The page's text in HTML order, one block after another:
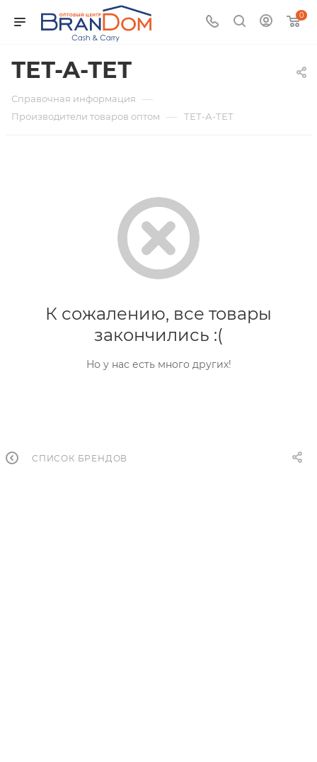
0
ТЕТ-А-ТЕТ
Справочная информация —
Производители товаров оптом — ТЕТ-А-ТЕТ
К сожалению, все товары
закончились :(
Но у нас есть много других!
СПИСОК БРЕНДОВ